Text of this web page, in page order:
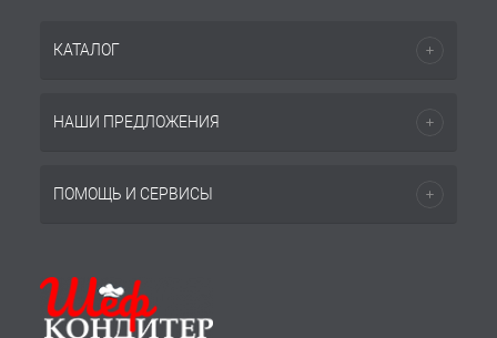
КАТАЛОГ
НАШИ ПРЕДЛОЖЕНИЯ
ПОМОЩЬ И СЕРВИСЫ